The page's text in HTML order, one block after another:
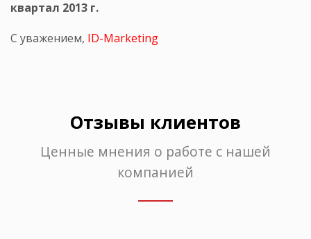
квартал 2013 г.
С уважением, ID-Marketing
Отзывы клиентов
Ценные мнения о работе с нашей
компанией